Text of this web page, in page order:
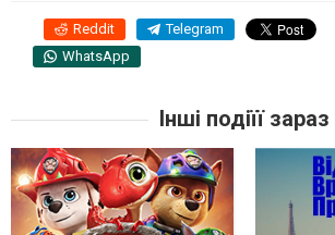
Reddit Telegram
WhatsApp
Інші подіїї зараз